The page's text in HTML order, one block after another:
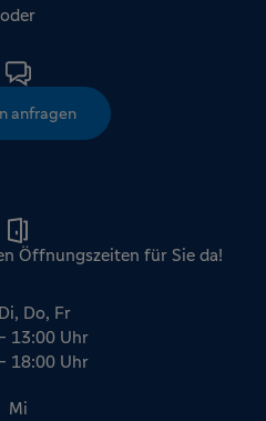
oder
anfragen
Öffnungszeiten für Sie da!
Do, Fr
13:00 Uhr
18:00 Uhr
Mi